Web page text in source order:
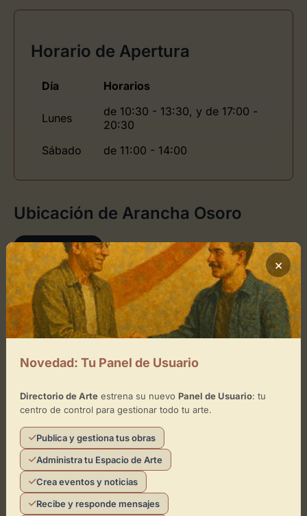
Horario de Apertura
Día Horarios
Lunes
de 10:30 - 13:30, y de 17:00 -
20:30
Sábado
de 11:00 - 14:00
Ubicación de Arancha Osoro
Cómo llegar
+
−
Activar Mapa
×
Novedad: Tu Panel de Usuario
Directorio de Arteestrena su nuevo Panel de Usuario: tu
centro de control para gestionar todo tu arte.
Publica y gestiona tus obras
Administra tu Espacio de Arte
Crea eventos y noticias
Recibe y responde mensajes